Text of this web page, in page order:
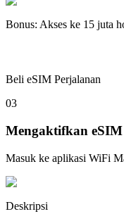
Bonus: Akses ke 15 juta
Beli eSIM Perjalanan
03
Mengaktifkan
Masuk ke aplikasi WiFi
Deskripsi